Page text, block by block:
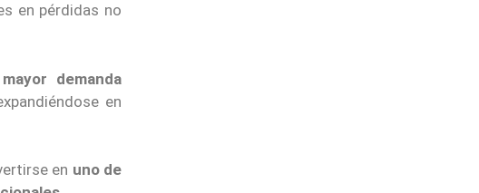
en pérdidas no
demanda
en
en uno de